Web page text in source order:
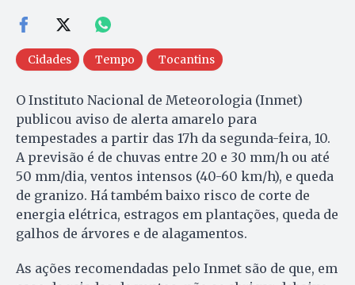
Cidades Tempo Tocantins
O Instituto Nacional de Meteorologia (Inmet)
publicou aviso de alerta amarelo para
tempestades a partir das 17h da segunda-feira, 10.
A previsão é de chuvas entre 20 e 30 mm/h ou até
50 mm/dia, ventos intensos (40-60 km/h), e queda
de granizo. Há também baixo risco de corte de
energia elétrica, estragos em plantações, queda de
galhos de árvores e de alagamentos.
As ações recomendadas pelo Inmet são de que, em